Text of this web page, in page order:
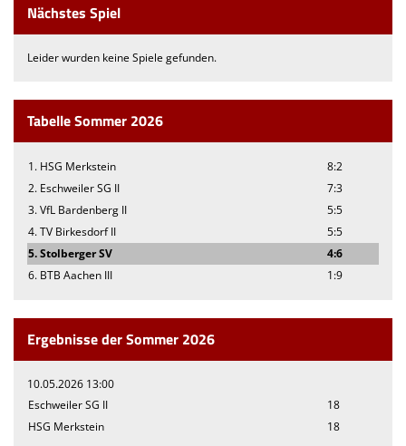
Nächstes Spiel
Leider wurden keine Spiele gefunden.
Tabelle Sommer 2026
1. HSG Merkstein
8:2
2. Eschweiler SG II
7:3
3. VfL Bardenberg II
5:5
4. TV Birkesdorf II
5:5
5. Stolberger SV
4:6
6. BTB Aachen III
1:9
Ergebnisse der Sommer 2026
10.05.2026 13:00
Eschweiler SG II
18
HSG Merkstein
18